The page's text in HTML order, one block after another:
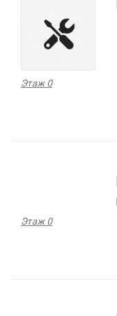
Этаж 0
Этаж 0